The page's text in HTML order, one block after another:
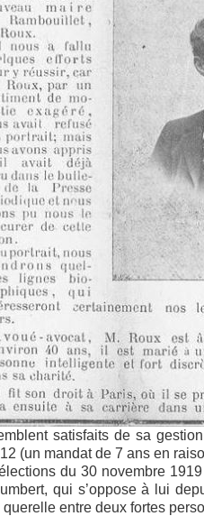
satisfaits de sa
(un mandat de 7 ans en
du 30 novembre
qui s’oppose à lui
querelle entre deux fortes